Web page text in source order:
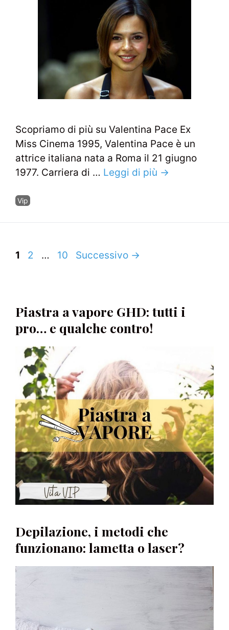
Scopriamo di più su Valentina Pace Ex
Miss Cinema 1995, Valentina Pace è un
attrice italiana nata a Roma il 21 giugno
1977. Carriera di … Leggi di più →
Categorie
Vip
Navigazione
Pagina
1 Pagina
2 … Pagina
10 Successivo →
Piastra a vapore GHD: tutti i
pro… e qualche contro!
Depilazione, i metodi che
funzionano: lametta o laser?